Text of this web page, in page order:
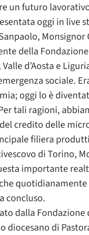
un futuro
oggi in live
Monsignor
della
d’Aosta e
sociale.
oggi lo è
tali ragioni,
credito delle
filiera
di Torino,
importante
concluso.
dalla Fondazione
diocesano di